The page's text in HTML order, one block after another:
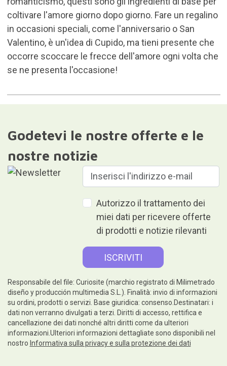
coltivare l'amore giorno dopo giorno. Fare un regalino
in occasioni speciali, come l'anniversario o San
Valentino, è un'idea di Cupido, ma tieni presente che
occorre scoccare le frecce dell'amore ogni volta che
se ne presenta l'occasione!
Godetevi le nostre offerte e le
nostre notizie
Autorizzo il trattamento dei
miei dati per ricevere offerte
di prodotti e notizie rilevanti
Responsabile del file: Curiosite (marchio registrato di Milimetrado
diseño y producción multimedia S.L.). Finalità: invio di informazioni
su ordini, prodotti o servizi. Base giuridica: consenso.Destinatari: i
dati non verranno divulgati a terzi. Diritti di accesso, rettifica e
cancellazione dei dati nonché altri diritti come da ulteriori
informazioni.Ulteriori informazioni dettagliate sono disponibili nel
nostro Informativa sulla privacy e sulla protezione dei dati